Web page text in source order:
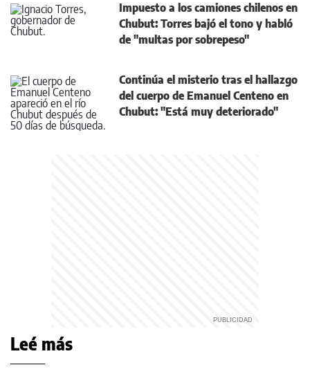
Impuesto a los camiones chilenos en
Chubut: Torres bajó el tono y habló
de "multas por sobrepeso"
Continúa el misterio tras el hallazgo
del cuerpo de Emanuel Centeno en
Chubut: "Está muy deteriorado"
Leé más